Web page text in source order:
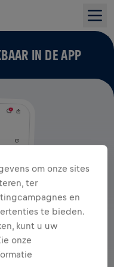
IN DE APP
om onze sites
ter
en
te bieden.
kunt u uw
onze